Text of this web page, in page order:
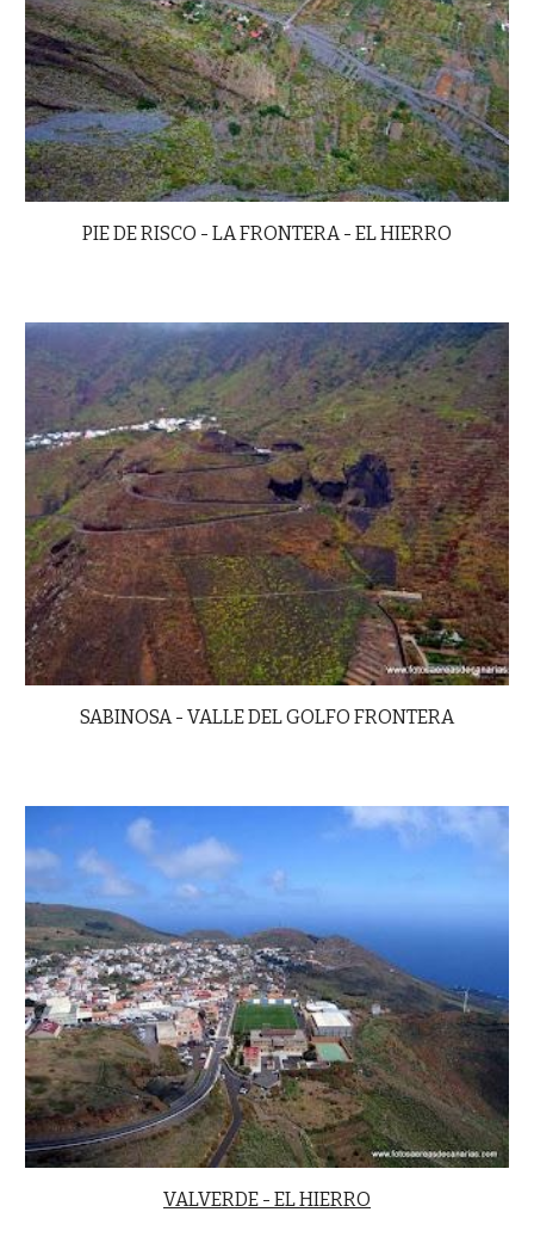
PIE DE RISCO - LA FRONTERA - EL HIERRO
SABINOSA - VALLE DEL GOLFO FRONTERA
VALVERDE - EL HIERRO